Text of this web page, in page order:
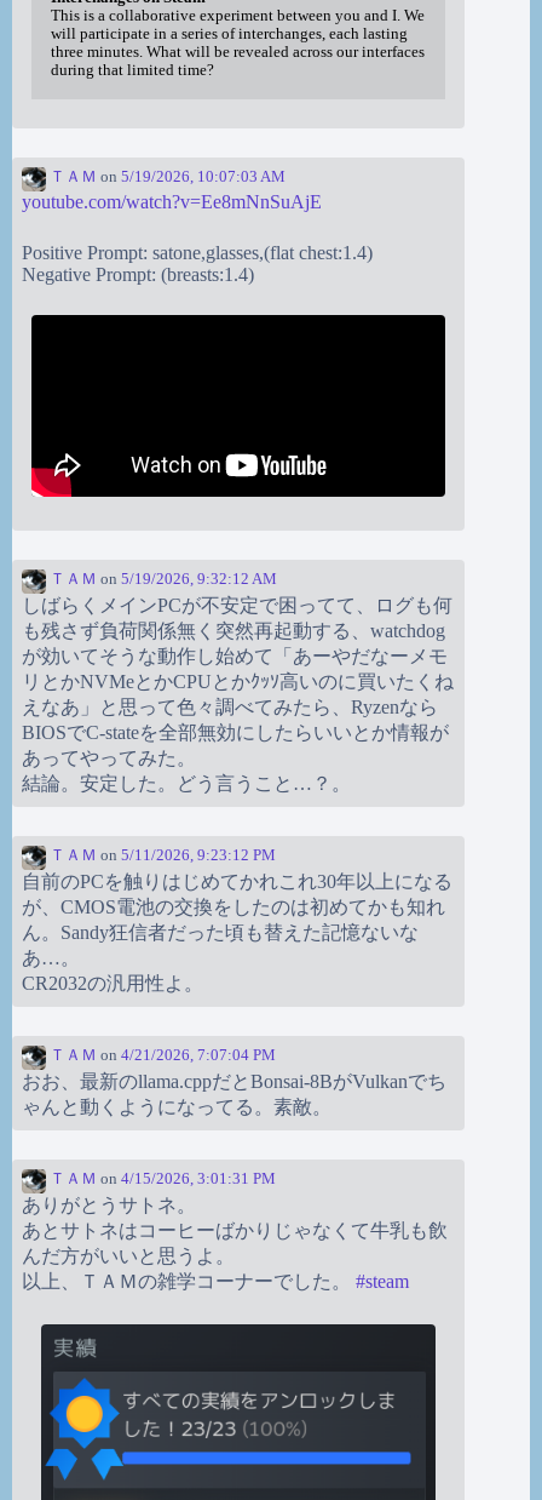
This is a collaborative experiment between you and I. We
will participate in a series of interchanges, each lasting
three minutes. What will be revealed across our interfaces
during that limited time?
ＴＡＭ on 5/19/2026, 10:07:03 AM
youtube.com/watch?v=Ee8mNnSuAjE
Positive Prompt: satone,glasses,(flat chest:1.4)
Negative Prompt: (breasts:1.4)
ＴＡＭ on 5/19/2026, 9:32:12 AM
しばらくメインPCが不安定で困ってて、ログも何
も残さず負荷関係無く突然再起動する、watchdog
が効いてそうな動作し始めて「あーやだなーメモ
リとかNVMeとかCPUとかｸｯｿ高いのに買いたくね
えなあ」と思って色々調べてみたら、Ryzenなら
BIOSでC-stateを全部無効にしたらいいとか情報が
あってやってみた。
結論。安定した。どう言うこと…？。
ＴＡＭ on 5/11/2026, 9:23:12 PM
自前のPCを触りはじめてかれこれ30年以上になる
が、CMOS電池の交換をしたのは初めてかも知れ
ん。Sandy狂信者だった頃も替えた記憶ないな
あ…。
CR2032の汎用性よ。
ＴＡＭ on 4/21/2026, 7:07:04 PM
おお、最新のllama.cppだとBonsai-8BがVulkanでち
ゃんと動くようになってる。素敵。
ＴＡＭ on 4/15/2026, 3:01:31 PM
ありがとうサトネ。
あとサトネはコーヒーばかりじゃなくて牛乳も飲
んだ方がいいと思うよ。
以上、ＴＡＭの雑学コーナーでした。 #steam